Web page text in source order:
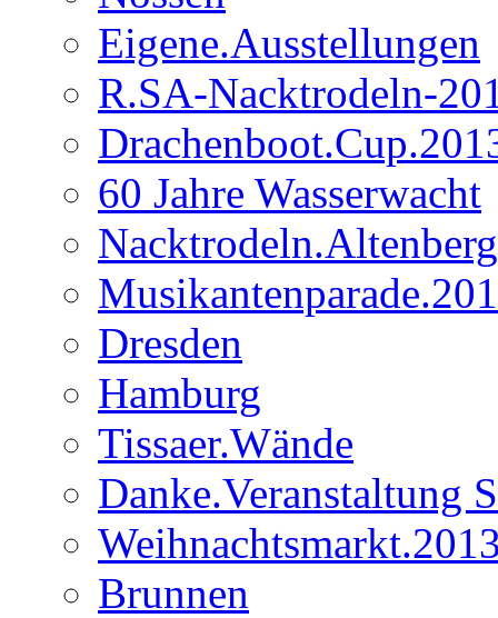
Eigene.Ausstellungen
R.SA-Nacktrodeln-
60 Jahre Wasserwacht
Dresden
Hamburg
Tissaer.Wände
Danke.Veranstaltung
Brunnen